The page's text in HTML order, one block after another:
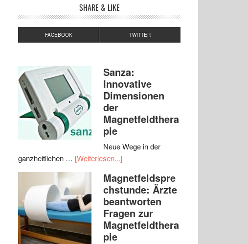
SHARE & LIKE
FACEBOOK TWITTER
Sanza:
Innovative
Dimensionen
der
Magnetfeldthera
pie
Neue Wege in der
ganzheitlichen … [Weiterlesen...]
Magnetfeldspre
chstunde: Ärzte
beantworten
Fragen zur
Magnetfeldthera
pie